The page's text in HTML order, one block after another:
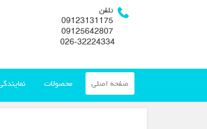
تلفن
09123131175
09125642807
صفحه اصلی محصولات